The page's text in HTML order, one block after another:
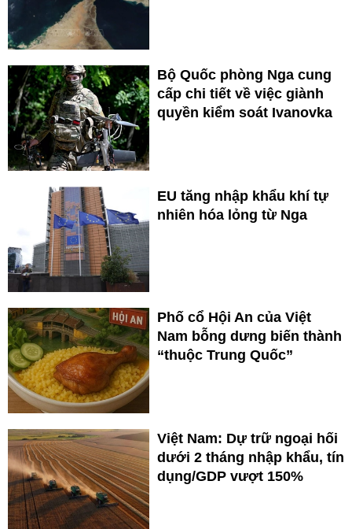
Bộ Quốc phòng Nga cung
cấp chi tiết về việc giành
quyền kiểm soát Ivanovka
EU tăng nhập khẩu khí tự
nhiên hóa lỏng từ Nga
Phố cổ Hội An của Việt
Nam bỗng dưng biến thành
“thuộc Trung Quốc”
Việt Nam: Dự trữ ngoại hối
dưới 2 tháng nhập khẩu, tín
dụng/GDP vượt 150%